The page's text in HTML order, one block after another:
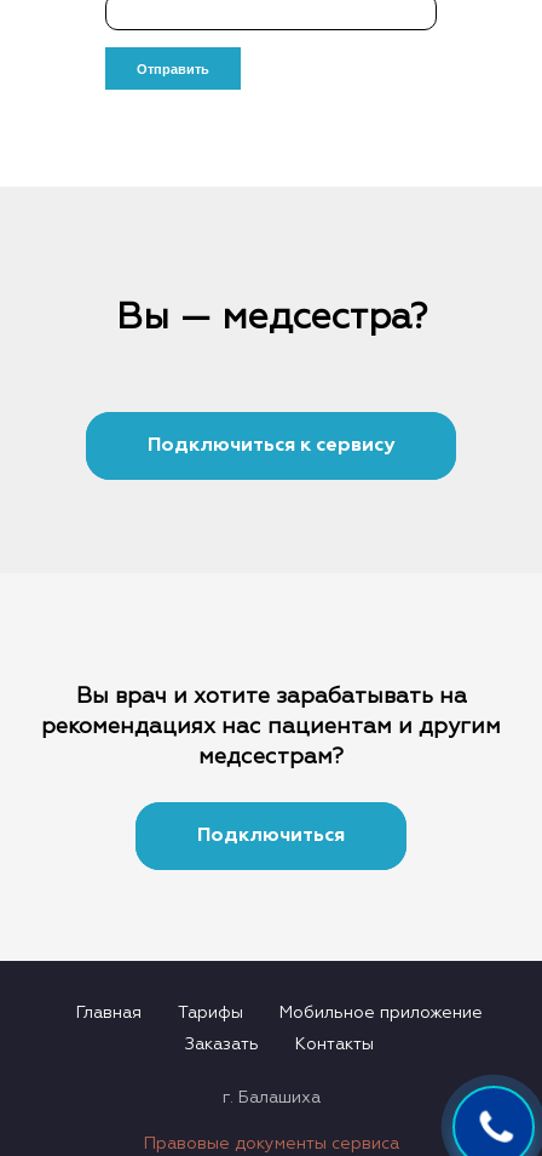
Вы — медсестра?
Подключиться к сервису
Вы врач и хотите зарабатывать на
рекомендациях нас пациентам и другим
медсестрам?
Подключиться
Главная Тарифы
Мобильное приложение
Заказать
Контакты
г. Балашиха
Правовые документы сервиса